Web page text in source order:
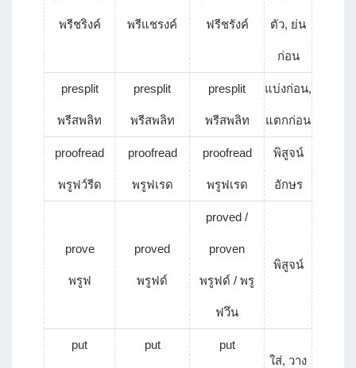
พรีชริงค์ พรีแชรงค์ ฟรีชรังค์ ตัว, ย่น
ก่อน
presplit
พรีสพลิท
presplit
พรีสพลิท
presplit
พรีสพลิท
แบ่งก่อน,
แตกก่อน
proofread
พรูฟว์รีด
proofread
พรูฟเรด
proofread
พรูฟเรด
พิสูจน์
อักษร
prove
พรูฟ
proved
พรูฟด์
proved /
proven
พรูฟด์ / พรู
ฟวึน
พิสูจน์
put put put
ใส่, วาง